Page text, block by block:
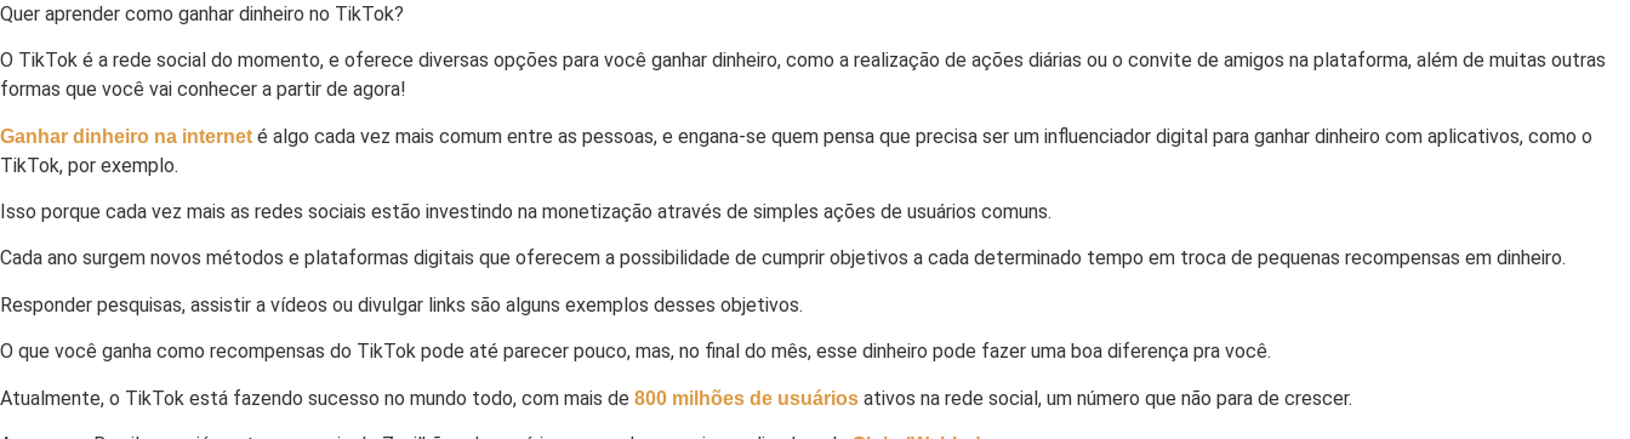
Quer aprender como ganhar dinheiro no TikTok?
O TikTok é a rede social do momento, e oferece diversas opções para você ganhar dinheiro, como a realização de ações diárias ou o convite de amigos na plataforma, além de muitas outras
formas que você vai conhecer a partir de agora!
Ganhar dinheiro na internet é algo cada vez mais comum entre as pessoas, e engana-se quem pensa que precisa ser um influenciador digital para ganhar dinheiro com aplicativos, como o
TikTok, por exemplo.
Isso porque cada vez mais as redes sociais estão investindo na monetização através de simples ações de usuários comuns.
Cada ano surgem novos métodos e plataformas digitais que oferecem a possibilidade de cumprir objetivos a cada determinado tempo em troca de pequenas recompensas em dinheiro.
Responder pesquisas, assistir a vídeos ou divulgar links são alguns exemplos desses objetivos.
O que você ganha como recompensas do TikTok pode até parecer pouco, mas, no final do mês, esse dinheiro pode fazer uma boa diferença pra você.
Atualmente, o TikTok está fazendo sucesso no mundo todo, com mais de 800 milhões de usuários ativos na rede social, um número que não para de crescer.